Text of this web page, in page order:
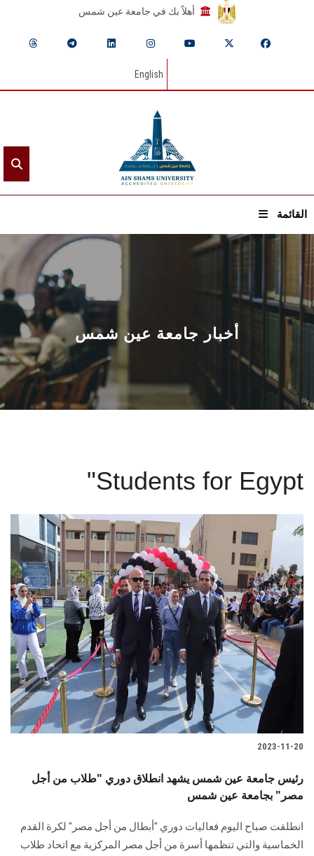
أهلاً بك في جامعة عين شمس
English
القائمة
الرئيسيـة
عن الجامعة
القطاعـات
الشئون الأكاديمية
البحث العلمي
الأنظمة الذكية
الإعلام
تواصل معنا
الطلاب
هيئة التدريس
الدراسات العليا
الزائـرون
أخبار جامعة عين شمس
"Students for Egypt
2023-11-20
رئيس جامعة عين شمس يشهد انطلاق دوري "طلاب من أجل
مصر" بجامعة عين شمس
انطلقت صباح اليوم فعاليات دوري "أبطال من أجل مصر" لكرة القدم
الخماسية والتي تنظمها أسرة من أجل مصر المركزية مع اتحاد طلاب